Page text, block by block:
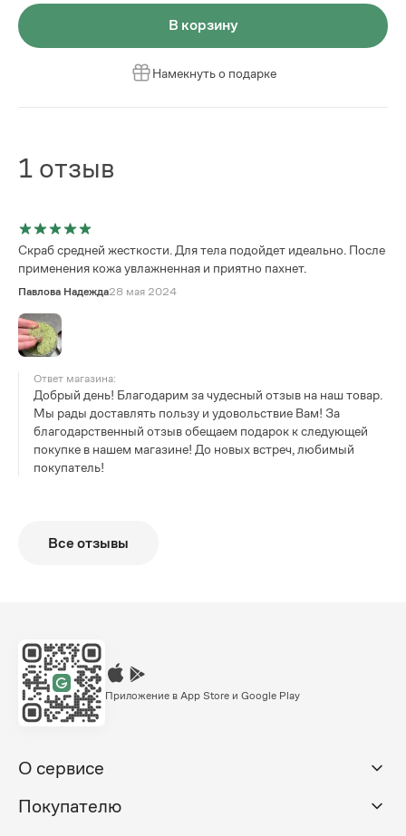
В корзину
Намекнуть о подарке
1 отзыв
Скраб средней жесткости. Для тела подойдет идеально. После
применения кожа увлажненная и приятно пахнет.
Павлова Надежда28 мая 2024
Ответ магазина:
Добрый день! Благодарим за чудесный отзыв на наш товар.
Мы рады доставлять пользу и удовольствие Вам! За
благодарственный отзыв обещаем подарок к следующей
покупке в нашем магазине! До новых встреч, любимый
покупатель!
Все отзывы
Приложение в App Store и Google Play
О сервисе
Покупателю